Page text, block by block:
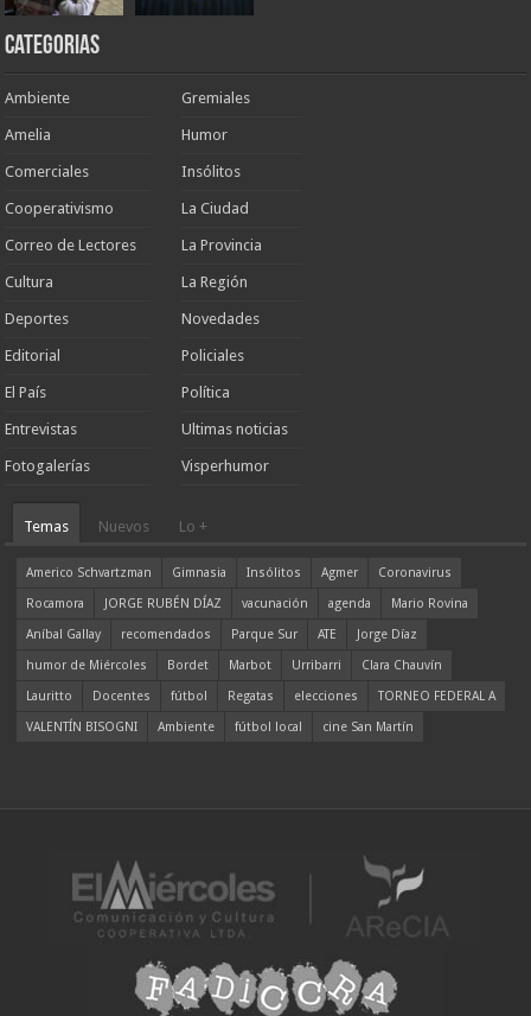
Categorias
Ambiente
Amelia
Comerciales
Cooperativismo
Correo de Lectores
Cultura
Deportes
Editorial
El País
Entrevistas
Fotogalerías
Gremiales
Humor
Insólitos
La Ciudad
La Provincia
La Región
Novedades
Policiales
Política
Ultimas noticias
Visperhumor
Temas Nuevos Lo +
Americo Schvartzman Gimnasia Insólitos Agmer
Coronavirus
Rocamora
JORGE RUBÉN DÍAZ vacunación agenda
Mario Rovina
Aníbal Gallay
recomendados Parque Sur ATE
Jorge Díaz
humor de Miércoles
Bordet Marbot Urribarri
Clara Chauvín
Lauritto
Docentes fútbol Regatas elecciones
TORNEO FEDERAL A
VALENTÍN BISOGNI
Ambiente fútbol local cine San Martín